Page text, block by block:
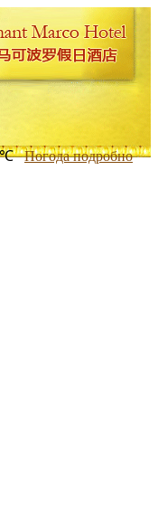
Погода подробно